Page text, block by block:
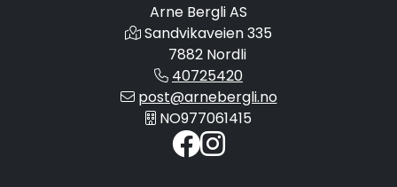
Arne Bergli AS
Sandvikaveien 335
7882 Nordli
40725420
post@arnebergli.no
NO977061415